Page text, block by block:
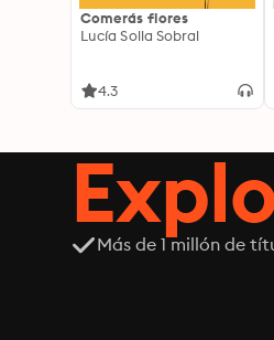
Comerás flores
Lucía Solla Sobral
4.3
Más de 1 millón de